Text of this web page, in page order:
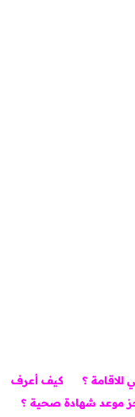
؟
كيف أعرف
موعد شهادة صحية ؟